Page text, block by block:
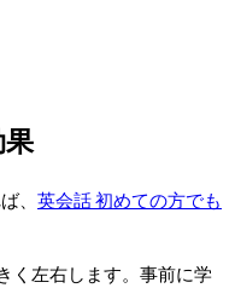
、 英会話 初めての方でも
く左右します。事前に学